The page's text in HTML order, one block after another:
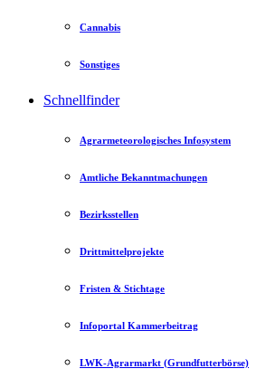
Cannabis
Sonstiges
Schnellfinder
Agrarmeteorologisches Infosystem
Amtliche Bekanntmachungen
Bezirksstellen
Drittmittelprojekte
Fristen & Stichtage
Infoportal Kammerbeitrag
LWK-Agrarmarkt (Grundfutterbörse)